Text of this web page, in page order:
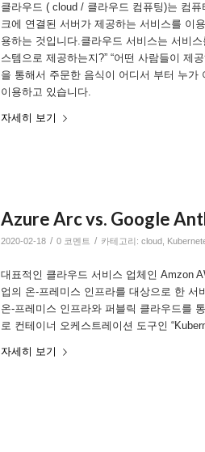
클라우드 ( cloud / 클라우드 컴퓨팅)는 컴
크에 연결된 서버가 제공하는 서비스를 이
용하는 것입니다.클라우드 서비스는 서비
스템으로 제공하는지?” “어떤 사람들이 제
을 통해서 주문한 음식이 어디서 부터 누
이용하고 있습니다.
자세히 보기
Azure Arc vs. Google
2020-02-18 / 0 코멘트 / 카테고리: cloud,
대표적인 클라우드 서비스 업체인 Amzon
업의 온-프레미스 인프라를 대상으로 한 서
온-프레미스 인프라와 퍼블릭 클라우드를
로 컨테이너 오케스트레이션 도구인
자세히 보기